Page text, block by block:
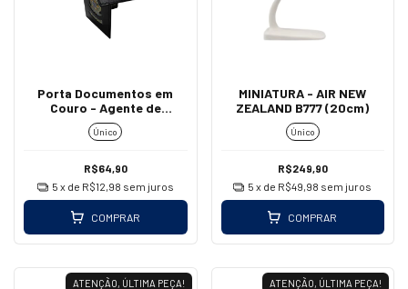
Porta Documentos em
Couro - Agente de
Aeroporto
Único
R$64,90
5 x de R$12,98 sem juros
COMPRAR
MINIATURA - AIR NEW
ZEALAND B777 (20cm)
Único
R$249,90
5 x de R$49,98 sem juros
COMPRAR
ATENÇÃO, ÚLTIMA PEÇA! ATENÇÃO, ÚLTIMA PEÇA!